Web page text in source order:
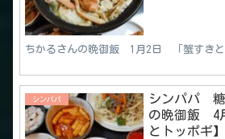
ちかるさんの晩御飯 1月2日 「蟹すきと
シンパパ
シンパパ
の晩御飯 4
とトッポギ